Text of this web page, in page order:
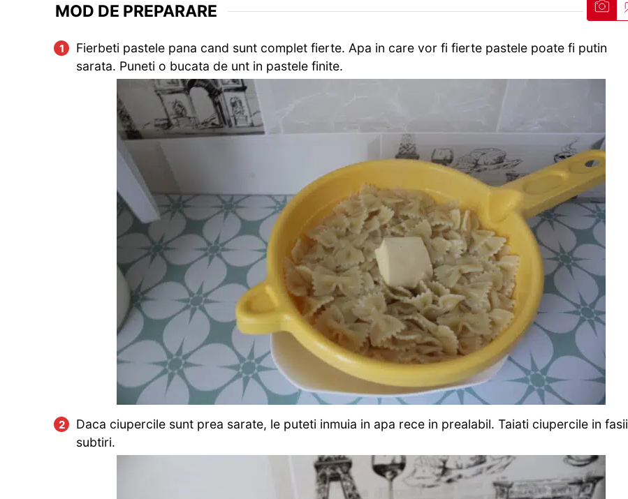
MOD DE PREPARARE
Fierbeti pastele pana cand sunt complet fierte. Apa in care vor fi fierte pastele poate fi putin
sarata. Puneti o bucata de unt in pastele finite.
Daca ciupercile sunt prea sarate, le puteti inmuia in apa rece in prealabil. Taiati ciupercile in fasii
subtiri.